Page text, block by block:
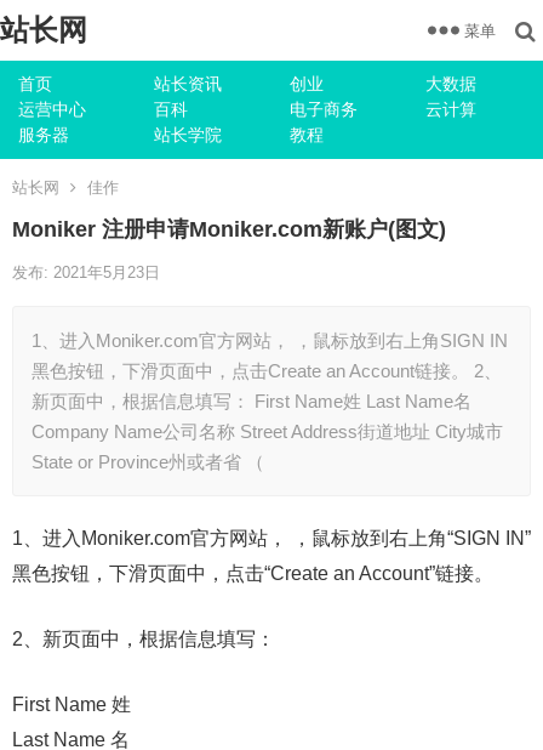
站长网
首页 站长资讯 创业
大数据
运营中心
百科 电子商务
云计算
服务器
站长学院 教程
菜单
站长网 佳作
Moniker 注册申请Moniker.com新账户(图文)
发布: 2021年5月23日
1、进入Moniker.com官方网站， ，鼠标放到右上角SIGN IN
黑色按钮，下滑页面中，点击Create an Account链接。 2、
新页面中，根据信息填写： First Name姓 Last Name名
Company Name公司名称 Street Address街道地址 City城市
State or Province州或者省 （
1、进入Moniker.com官方网站， ，鼠标放到右上角“SIGN IN”
黑色按钮，下滑页面中，点击“Create an Account”链接。
2、新页面中，根据信息填写：
First Name 姓
Last Name 名